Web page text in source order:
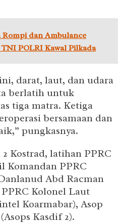
Rompi dan Ambulance
POLRI Kawal Pilkada
darat, laut, dan udara
berlatih untuk
tiga matra. Ketiga
bersamaan dan
pungkasnya.
Kostrad, latihan PPRC
Komandan PPRC
Abd Racman
Kolonel Laut
Koarmabar), Asop
Kasdif 2).